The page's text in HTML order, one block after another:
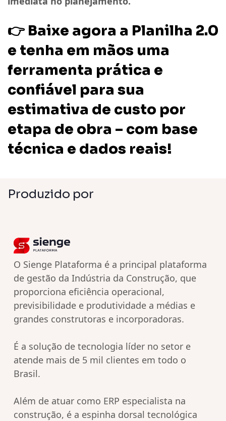
👉 Baixe agora a Planilha 2.0
e tenha em mãos uma
ferramenta prática e
confiável para sua
estimativa de custo por
etapa de obra – com base
técnica e dados reais!
Produzido por
O Sienge Plataforma é a principal plataforma
de gestão da Indústria da Construção, que
proporciona eficiência operacional,
previsibilidade e produtividade a médias e
grandes construtoras e incorporadoras.
É a solução de tecnologia líder no setor e
atende mais de 5 mil clientes em todo o
Brasil.
Além de atuar como ERP especialista na
construção, é a espinha dorsal tecnológica